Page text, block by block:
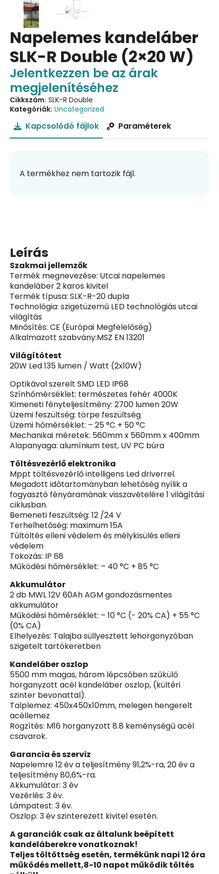
Napelemes kandeláber
SLK-R Double (2×20 W)
Jelentkezzen be az árak
megjelenítéséhez
Cikkszám: SLK-R Double
Kategóriák: Uncategorized
Kapcsolódó fájlok Paraméterek
A termékhez nem tartozik fájl.
Leírás
Szakmai jellemzők
Termék megnevezése: Utcai napelemes
kandeláber 2 karos kivitel
Termék típusa: SLK-R-20 dupla
Technológia: szigetüzemű LED technológiás utcai
világítás
Minősítés: CE (Európai Megfelelőség)
Alkalmazott szabvány:MSZ EN 13201
Világítótest
20W Led 135 lumen / Watt (2x10W)
Optikával szerelt SMD LED IP68
Színhőmérséklet: természetes fehér 4000K
Kimeneti fényteljesítmény: 2700 lumen 20W
Üzemi feszültség: törpe feszültség
Üzemi hőmérséklet: – 25 °C + 50 °C
Mechanikai méretek: 560mm x 560mm x 400mm
Alapanyaga: alumínium test, UV PC búra
Töltésvezérlő elektronika
Mppt töltésvezérlő intelligens Led driverrel.
Megadott időtartományban lehetőség nyílik a
fogyasztó fényáramának visszavételére 1 világítási
ciklusban.
Bemeneti feszültség: 12 /24 V
Terhelhetőség: maximum 15A
Túltöltés elleni védelem és mélykisülés elleni
védelem
Tokozás: IP 68
Működési hőmérséklet: – 40 °C + 85 °C
Akkumulátor
2 db MWL 12V 60Ah AGM gondozásmentes
akkumulátor
Működési hőmérséklet: – 10 °C (- 20% CA) + 55 °C
(0% CA)
Elhelyezés: Talajba süllyesztett lehorgonyzóban
szigetelt tartókeretben
Kandeláber oszlop
5500 mm magas, három lépcsőben szűkülő
horganyzott acél kandeláber oszlop, (kültéri
szinter bevonattal).
Talplemez: 450x450x10mm, melegen hengerelt
acéllemez
Rögzítés: M16 horganyzott 8.8 keménységű acél
csavarok.
Garancia és szerviz
Napelemre 12 év a teljesítmény 91,2%-ra, 20 év a
teljesítmény 80,6%-ra.
Akkumulátor: 3 év
Vezérlés: 3 év.
Lámpatest: 3 év.
Oszlop: 3 év szinterezett kivitel esetén.
A garanciák csak az általunk beépített
kandeláberekre vonatkoznak!
Teljes töltöttség esetén, termékünk napi 12 óra
működés mellett,8-10 napot működik töltés